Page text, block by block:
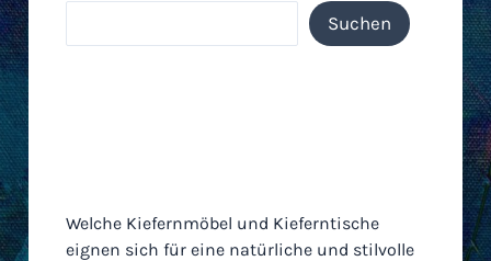
Suchen
Welche Kiefernmöbel und Kieferntische
eignen sich für eine natürliche und stilvolle